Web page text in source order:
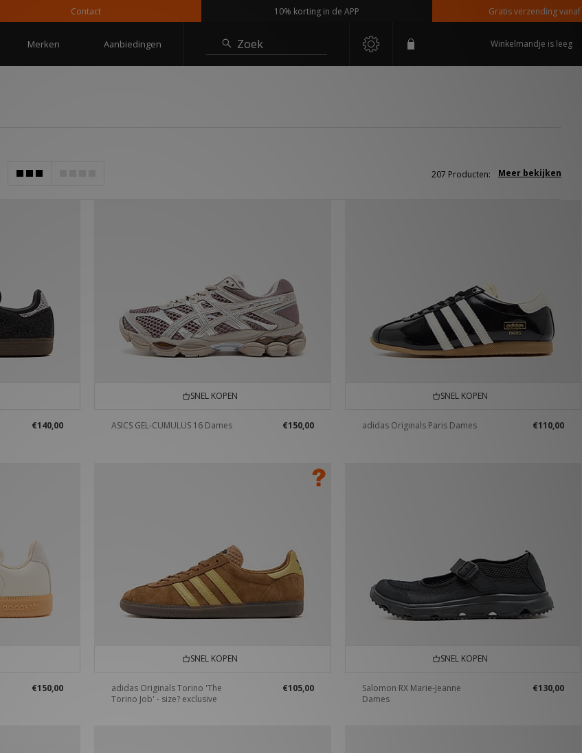
10% korting in de APP Gratis verzending vanaf €110,-
Merken Aanbiedingen Zoek Winkelmandje is leeg
Meer bekijken
207 Producten:
€140,00
SNEL KOPEN
ASICS GEL-CUMULUS 16 Dames €150,00
SNEL KOPEN
adidas Originals Paris Dames €110,00
€150,00
SNEL KOPEN
adidas Originals Torino 'The
Torino Job' - size? exclusive
€105,00
SNEL KOPEN
Salomon RX Marie-Jeanne
Dames
€130,00